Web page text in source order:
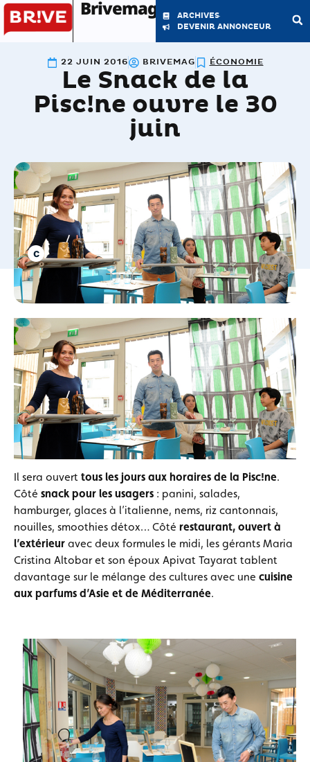
Brivemag'
ARCHIVES
DEVENIR ANNONCEUR
22 JUIN 2016 BRIVEMAG ÉCONOMIE
Le Snack de la
Pisc!ne ouvre le 30
juin
Il sera ouvert tous les jours aux horaires de la Pisc!ne.
Côté snack pour les usagers : panini, salades,
hamburger, glaces à l’italienne, nems, riz cantonnais,
nouilles, smoothies détox… Côté restaurant, ouvert à
l’extérieur avec deux formules le midi, les gérants Maria
Cristina Altobar et son époux Apivat Tayarat tablent
davantage sur le mélange des cultures avec une cuisine
aux parfums d’Asie et de Méditerranée.